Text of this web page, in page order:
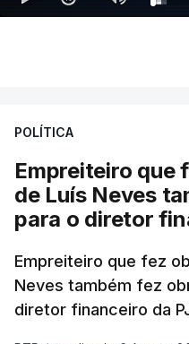
POLÍTICA
Empreiteiro que
de Luís Neves
para o diretor
Empreiteiro que fez
Neves também fez
diretor financeiro da